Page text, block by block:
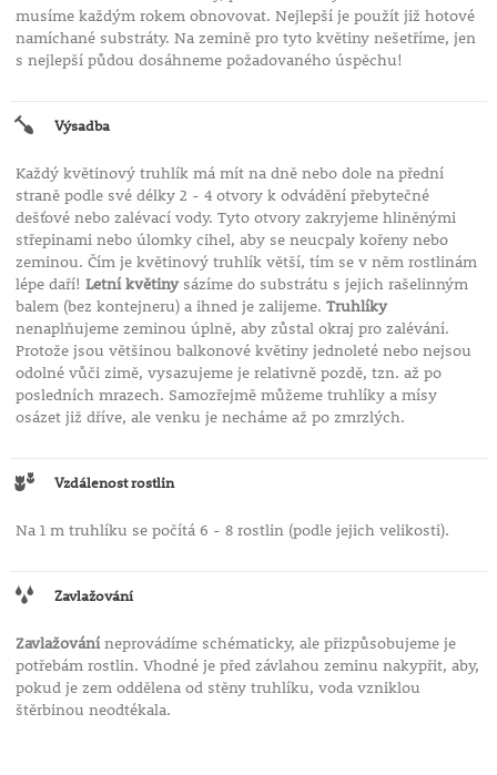
musíme každým rokem obnovovat. Nejlepší je použít již hotové
namíchané substráty. Na zemině pro tyto květiny nešetříme, jen
s nejlepší půdou dosáhneme požadovaného úspěchu!
Výsadba
Každý květinový truhlík má mít na dně nebo dole na přední
straně podle své délky 2 - 4 otvory k odvádění přebytečné
dešťové nebo zalévací vody. Tyto otvory zakryjeme hliněnými
střepinami nebo úlomky cihel, aby se neucpaly kořeny nebo
zeminou. Čím je květinový truhlík větší, tím se v něm rostlinám
lépe daří! Letní květinysázíme do substrátu s jejich rašelinným
balem (bez kontejneru) a ihned je zalijeme. Truhlíky
nenaplňujeme zeminou úplně, aby zůstal okraj pro zalévání.
Protože jsou většinou balkonové květiny jednoleté nebo nejsou
odolné vůči zimě, vysazujeme je relativně pozdě, tzn. až po
posledních mrazech. Samozřejmě můžeme truhlíky a mísy
osázet již dříve, ale venku je necháme až po zmrzlých.
Vzdálenost rostlin
Na 1 m truhlíku se počítá 6 - 8 rostlin (podle jejich velikosti).
Zavlažování
Zavlažováníneprovádíme schématicky, ale přizpůsobujeme je
potřebám rostlin. Vhodné je před závlahou zeminu nakypřit, aby,
pokud je zem oddělena od stěny truhlíku, voda vzniklou
štěrbinou neodtékala.